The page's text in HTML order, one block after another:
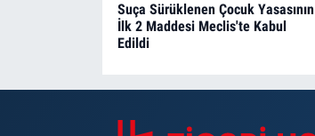
Suça Sürüklenen Çocuk Yasasının
İlk 2 Maddesi Meclis'te Kabul
Edildi